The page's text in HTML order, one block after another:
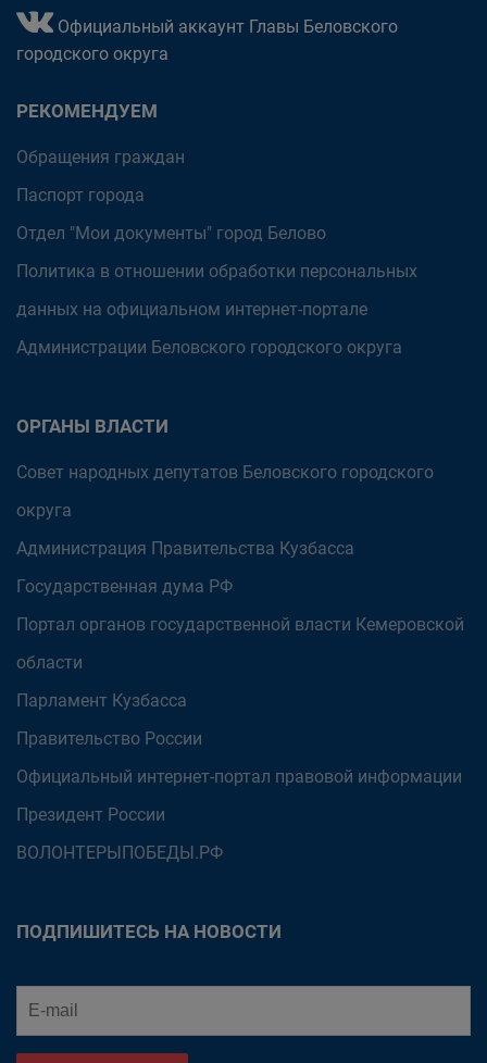
Официальный аккаунт Главы Беловского
городского округа
РЕКОМЕНДУЕМ
Обращения граждан
Паспорт города
Отдел "Мои документы" город Белово
Политика в отношении обработки персональных
данных на официальном интернет-портале
Администрации Беловского городского округа
ОРГАНЫ ВЛАСТИ
Совет народных депутатов Беловского городского
округа
Администрация Правительства Кузбасса
Государственная дума РФ
Портал органов государственной власти Кемеровской
области
Парламент Кузбасса
Правительство России
Официальный интернет-портал правовой информации
Президент России
ВОЛОНТЕРЫПОБЕДЫ.РФ
ПОДПИШИТЕСЬ НА НОВОСТИ